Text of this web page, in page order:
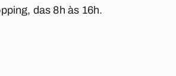
das 8h às 16h.